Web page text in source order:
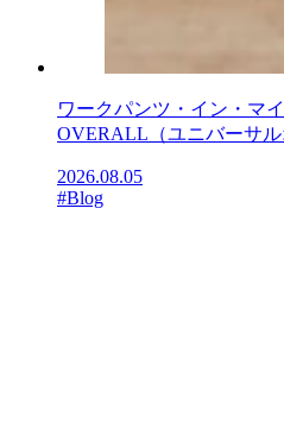
ワークパンツ・イン・マ
OVERALL（ユニバーサ
2026.08.05
#Blog